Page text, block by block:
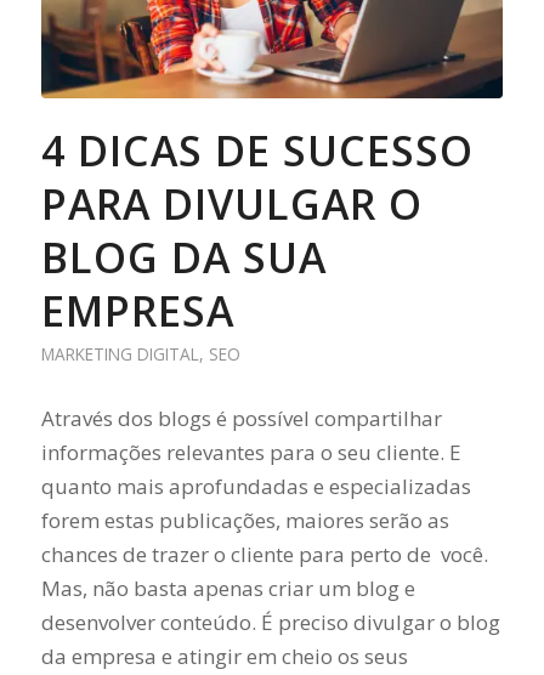
4 DICAS DE SUCESSO
PARA DIVULGAR O
BLOG DA SUA
EMPRESA
MARKETING DIGITAL, SEO
Através dos blogs é possível compartilhar
informações relevantes para o seu cliente. E
quanto mais aprofundadas e especializadas
forem estas publicações, maiores serão as
chances de trazer o cliente para perto de você.
Mas, não basta apenas criar um blog e
desenvolver conteúdo. É preciso divulgar o blog
da empresa e atingir em cheio os seus